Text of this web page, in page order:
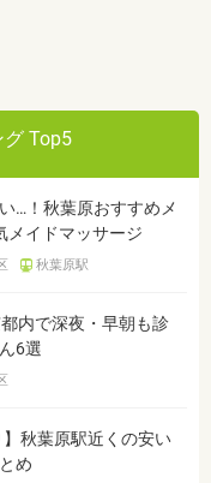
Top5
…！秋葉原おすすめメ
イドマッサージ
秋葉原駅
内で深夜・早朝も診
6選
】秋葉原駅近くの安い
め